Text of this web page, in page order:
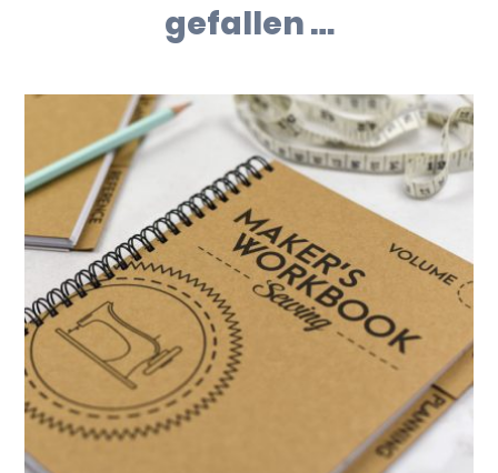
gefallen …